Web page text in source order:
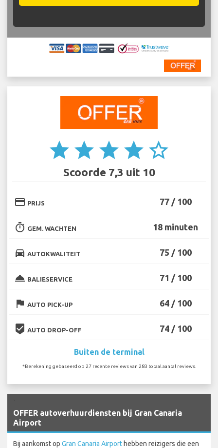
star star star star star_border
Scoorde 7,3 uit 10
credit_card PRIJS 77 / 100
timer GEM. WACHTEN 18 minuten
directions_car AUTOKWALITEIT 75 / 100
room_service BALIESERVICE 71 / 100
flag AUTO PICK-UP 64 / 100
beenhere AUTO DROP-OFF 74 / 100
Buiten de terminal
*Berekening gebaseerd op 27 recente reviews van 283 totaal aantal reviews.
OFFER autoverhuurdiensten bij Gran Canaria
Airport
Bij aankomst op Gran Canaria Airporthebben reizigers die een